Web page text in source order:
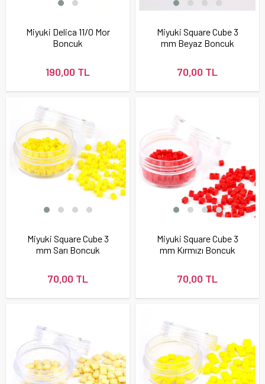
Miyuki Delica 11/0 Mor
Boncuk
190,00 TL
Miyuki Square Cube 3
mm Beyaz Boncuk
70,00 TL
Miyuki Square Cube 3
mm Sarı Boncuk
70,00 TL
Miyuki Square Cube 3
mm Kırmızı Boncuk
70,00 TL